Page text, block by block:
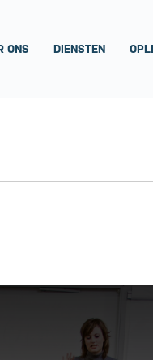
ONS DIENSTEN